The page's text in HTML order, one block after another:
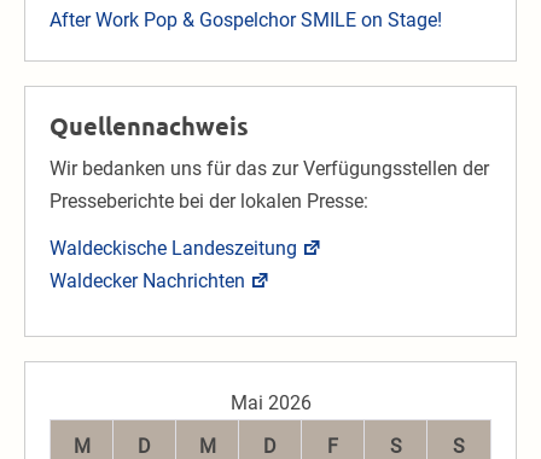
After Work Pop & Gospelchor SMILE on Stage!
Quellennachweis
Wir bedanken uns für das zur Verfügungsstellen der
Presseberichte bei der lokalen Presse:
Waldeckische Landeszeitung
Waldecker Nachrichten
Mai 2026
M
D M D F S S